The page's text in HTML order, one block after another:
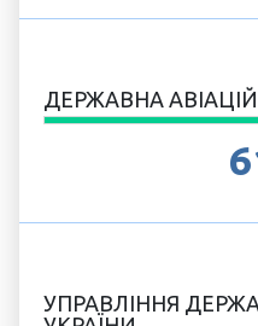
ДЕРЖАВНА
УПРАВЛІННЯ